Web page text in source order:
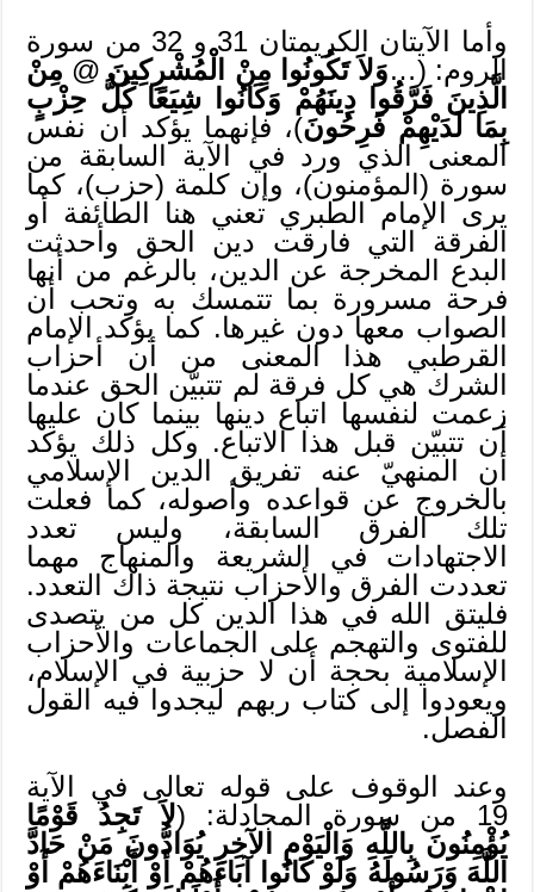
وأما الآيتان الكريمتان 31 و 32 من سورة
الروم: (…وَلاَ تَكُونُوا مِنْ الْمُشْرِكِينَ@ مِنْ
الَّذِينَ فَرَّقُوا دِينَهُمْ وَكَانُوا شِيَعًا كُلُّ حِزْبٍ
بِمَا لَدَيْهِمْ فَرِحُونَ)، فإنهما يؤكد أن نفس
المعنى الذي ورد في الآية السابقة من
سورة (المؤمنون)، وإن كلمة (حزب)، كما
يرى الإمام الطبري تعني هنا الطائفة أو
الفرقة التي فارقت دين الحق وأحدثت
البدع المخرجة عن الدين، بالرغم من أنها
فرحة مسرورة بما تتمسك به وتحب أن
الصواب معها دون غيرها. كما يؤكد الإمام
القرطبي هذا المعنى من أن أحزاب
الشرك هي كل فرقة لم تتبيّن الحق عندما
زعمت لنفسها اتباع دينها بينما كان عليها
أن تتبيّن قبل هذا الاتباع. وكل ذلك يؤكد
أن المنهيّ عنه تفريق الدين الإسلامي
بالخروج عن قواعده وأصوله، كما فعلت
تلك الفرق السابقة، وليس تعدد
الاجتهادات في الشريعة والمنهاج مهما
تعددت الفرق والأحزاب نتيجة ذاك التعدد.
فليتق الله في هذا الدين كل من يتصدى
للفتوى والتهجم على الجماعات والأحزاب
الإسلامية بحجة أن لا حزبية في الإسلام،
ويعودوا إلى كتاب ربهم ليجدوا فيه القول
الفصل.
وعند الوقوف على قوله تعالى في الآية
19 من سورة المجادلة: (
لاَ تَجِدُ قَوْمًا
يُؤْمِنُونَ بِاللَّهِ وَالْيَوْمِ الآخِرِ يُوَادُّونَ مَنْ حَادَّ
اللَّهَ وَرَسُولَهُ وَلَوْ كَانُوا آبَاءَهُمْ أَوْ أَبْنَاءَهُمْ أَوْ